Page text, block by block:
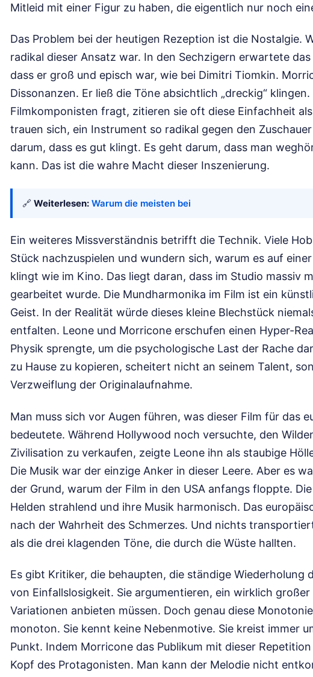
Mitleid mit einer Figur zu haben, die eigentlich nur noch
Das Problem bei der heutigen Rezeption ist die Nostalgie.
radikal dieser Ansatz war. In den Sechzigern erwartete
dass er groß und episch war, wie bei Dimitri Tiomkin.
Dissonanzen. Er ließ die Töne absichtlich „dreckig“
Filmkomponisten fragt, zitieren sie oft diese Einfachheit
trauen sich, ein Instrument so radikal gegen den
darum, dass es gut klingt. Es geht darum, dass man
kann. Das ist die wahre Macht dieser Inszenierung.
🔗 Weiterlesen: Warum die meisten bei
Ein weiteres Missverständnis betrifft die Technik. Viele
Stück nachzuspielen und wundern sich, warum es auf
klingt wie im Kino. Das liegt daran, dass im Studio massiv
gearbeitet wurde. Die Mundharmonika im Film ist ein
Geist. In der Realität würde dieses kleine Blechstück
entfalten. Leone und Morricone erschufen einen Hyper-
Physik sprengte, um die psychologische Last der Rache
zu Hause zu kopieren, scheitert nicht an seinem Talent,
Verzweiflung der Originalaufnahme.
Man muss sich vor Augen führen, was dieser Film für das
bedeutete. Während Hollywood noch versuchte, den
Zivilisation zu verkaufen, zeigte Leone ihn als staubige
Die Musik war der einzige Anker in dieser Leere. Aber es
der Grund, warum der Film in den USA anfangs floppte.
Helden strahlend und ihre Musik harmonisch. Das
nach der Wahrheit des Schmerzes. Und nichts
als die drei klagenden Töne, die durch die Wüste hallten.
Es gibt Kritiker, die behaupten, die ständige Wiederholung
von Einfallslosigkeit. Sie argumentieren, ein wirklich
Variationen anbieten müssen. Doch genau diese
monoton. Sie kennt keine Nebenmotive. Sie kreist immer
Punkt. Indem Morricone das Publikum mit dieser
Kopf des Protagonisten. Man kann der Melodie nicht